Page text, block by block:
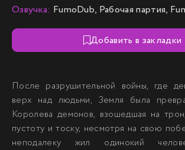
Озвучка: FumoDub, Рабочая партия,
Добавить в закладки
После разрушительной войны, где
верх над людьми, Земля была
Королева демонов, взошедшая на
пустоту и тоску, несмотря на свою
неподалеку жил одинокий